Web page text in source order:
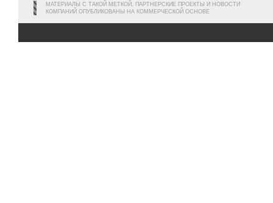
МАТЕРИАЛЫ С ТАКОЙ МЕТКОЙ, ПАРТНЕРСКИЕ ПРОЕКТЫ И НОВОСТИ
КОМПАНИЙ ОПУБЛИКОВАНЫ НА КОММЕРЧЕСКОЙ ОСНОВЕ